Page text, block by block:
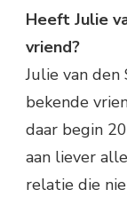
Heeft Julie
vriend?
Julie van
bekende
daar begin
aan liever
relatie die